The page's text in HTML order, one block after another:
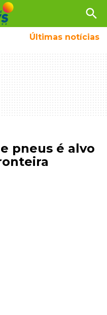
search
Últimas notícias
pneus é alvo